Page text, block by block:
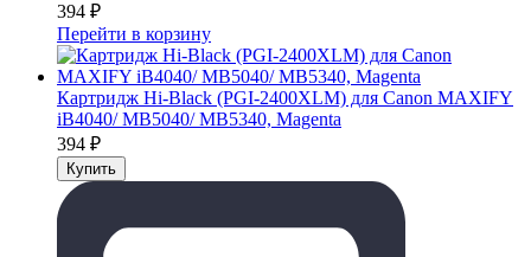
394 ₽
Перейти в корзину
Картридж Hi-Black (PGI-2400XLM) для Canon MAXIFY
iB4040/ МВ5040/ МВ5340, Magenta
394 ₽